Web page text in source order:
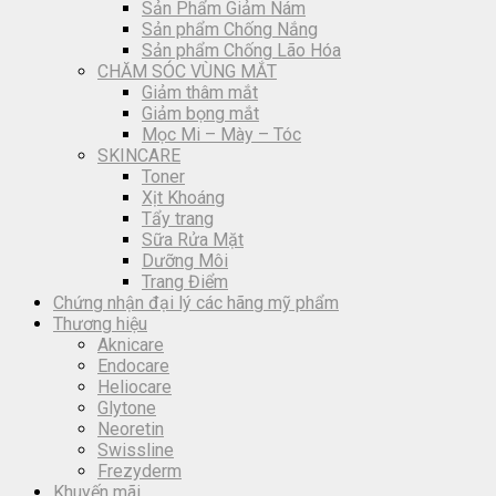
Sản Phẩm Giảm Nám
Sản phẩm Chống Nắng
Sản phẩm Chống Lão Hóa
CHĂM SÓC VÙNG MẮT
Giảm thâm mắt
Giảm bọng mắt
Mọc Mi – Mày – Tóc
SKINCARE
Toner
Xịt Khoáng
Tẩy trang
Sữa Rửa Mặt
Dưỡng Môi
Trang Điểm
Chứng nhận đại lý các hãng mỹ phẩm
Thương hiệu
Aknicare
Endocare
Heliocare
Glytone
Neoretin
Swissline
Frezyderm